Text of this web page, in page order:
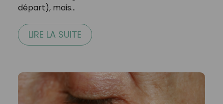
départ), mais…
LIRE LA SUITE